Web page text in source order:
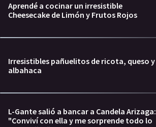
Aprendé a cocinar un irresistible
Cheesecake de Limón y Frutos Rojos
Irresistibles pañuelitos de ricota, queso y
albahaca
L-Gante salió a bancar a Candela Arizaga:
"Conviví con ella y me sorprende todo lo